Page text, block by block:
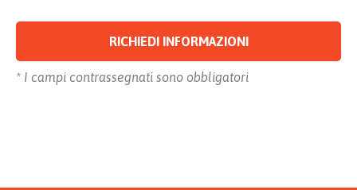
* I campi contrassegnati sono obbligatori